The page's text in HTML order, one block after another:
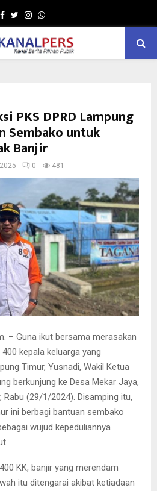
Facebook
TwitterInstagram
Whatsapp
PKS DPRD Lampung
Sembako untuk
Banjir
0 481
– Guna ikut bersama merasakan
kepala keluarga yang
Timur, Yusnadi, Wakil Ketua
berkunjung ke Desa Mekar Jaya,
Rabu (29/1/2024). Disamping itu,
ini berbagi bantuan sembako
wujud kepeduliannya
KK, banjir yang merendam
itu ditengarai akibat ketiadaan